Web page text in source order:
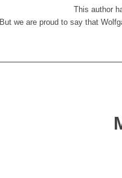
This author
But we are proud to say that